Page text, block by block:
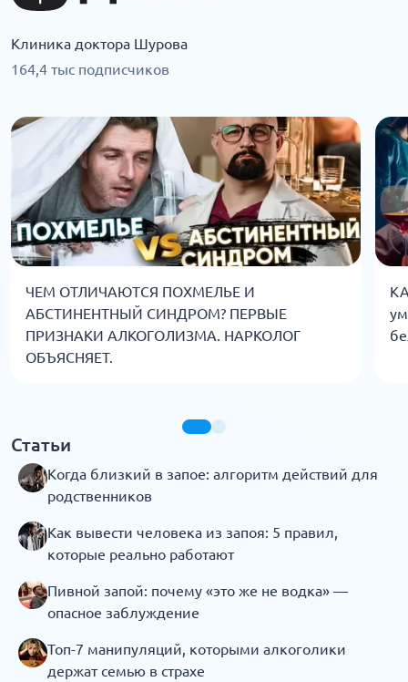
Клиника доктора Шурова
164,4 тыс подписчиков
ЧЕМ ОТЛИЧАЮТСЯ ПОХМЕЛЬЕ И
АБСТИНЕНТНЫЙ СИНДРОМ? ПЕРВЫЕ
ПРИЗНАКИ АЛКОГОЛИЗМА. НАРКОЛОГ
ОБЪЯСНЯЕТ.
Статьи
Когда близкий в запое: алгоритм действий для
родственников
Как вывести человека из запоя: 5 правил,
которые реально работают
Пивной запой: почему «это же не водка» —
опасное заблуждение
Топ-7 манипуляций, которыми алкоголики
держат семью в страхе